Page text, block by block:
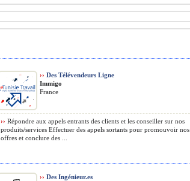
›› Des Télévendeurs Ligne
Immigo
France
›› Répondre aux appels entrants des clients et les conseiller sur nos
produits/services Effectuer des appels sortants pour promouvoir nos
offres et conclure des ...
›› Des Ingénieur.es